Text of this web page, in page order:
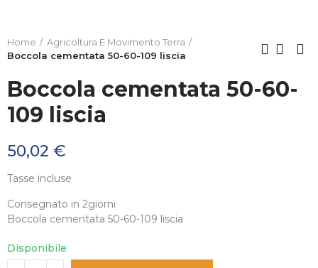
Home
Agricoltura E Movimento Terra
Boccola cementata 50-60-109 liscia
Boccola cementata 50-60-
109 liscia
50,02 €
Tasse incluse
Consegnato in 2giorni
Boccola cementata 50-60-109 liscia
Disponibile